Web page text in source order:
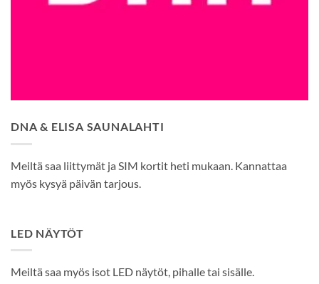
DNA & ELISA SAUNALAHTI
Meiltä saa liittymät ja SIM kortit heti mukaan. Kannattaa
myös kysyä päivän tarjous.
LED NÄYTÖT
Meiltä saa myös isot LED näytöt, pihalle tai sisälle.